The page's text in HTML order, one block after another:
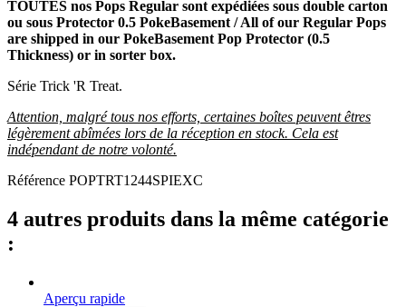
TOUTES nos Pops Regular sont expédiées sous double carton
ou sous Protector 0.5 PokeBasement / All of our Regular Pops
are shipped in our PokeBasement Pop Protector (0.5
Thickness) or in sorter box.
Série Trick 'R Treat.
Attention, malgré tous nos efforts, certaines boîtes peuvent êtres
légèrement abîmées lors de la réception en stock. Cela est
indépendant de notre volonté.
Référence POPTRT1244SPIEXC
4 autres produits dans la même catégorie
:
Aperçu rapide